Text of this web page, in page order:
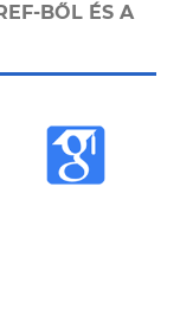
BŐL ÉS A